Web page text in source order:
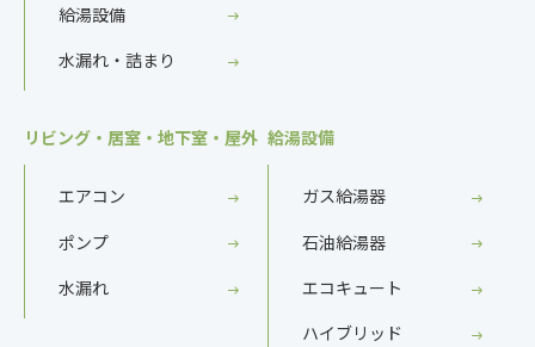
給湯設備
水漏れ・詰まり
リビング・居室・地下室・屋外
エアコン
ポンプ
水漏れ
給湯設備
ガス給湯器
石油給湯器
エコキュート
ハイブリッド